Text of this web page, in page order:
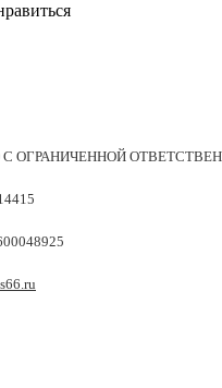
ОГРАНИЧЕННОЙ